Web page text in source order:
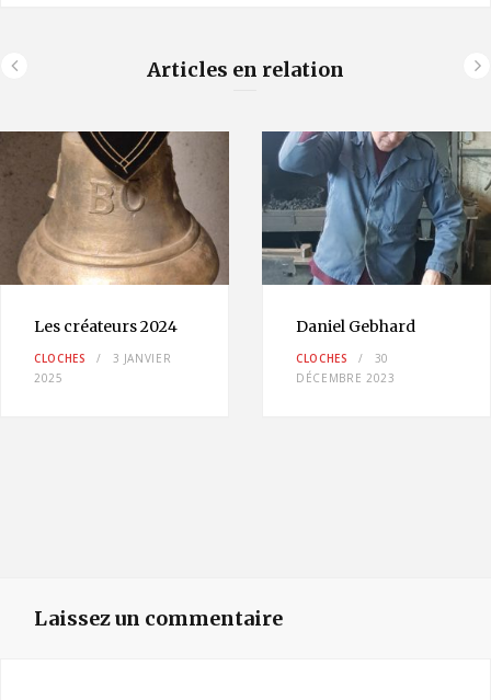
Articles en relation
Les créateurs 2024
CLOCHES
3 JANVIER
2025
Daniel Gebhard
CLOCHES
30
DÉCEMBRE 2023
Laissez un commentaire